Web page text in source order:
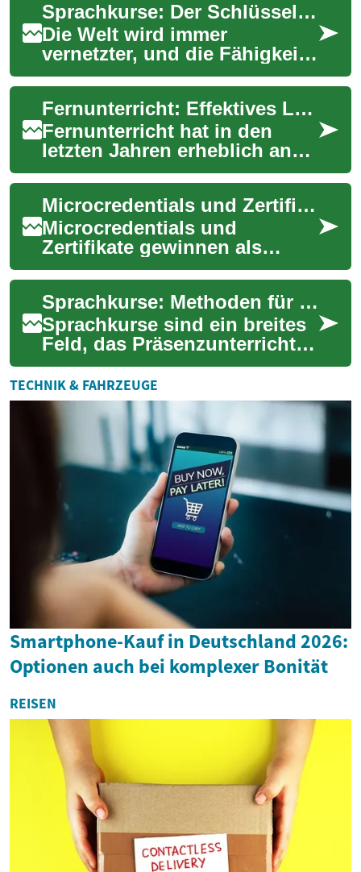
Sprachkurse: Der Schlüssel zu neuen Horizonten und Karrierechancen
Die Welt wird immer
vernetzter, und die Fähigkeit,
mehrere Sprachen zu
sprechen, eröffnet unzählige
Möglichkeiten. Sp...
Fernunterricht: Effektives Lernen von zu Hause aus
Fernunterricht hat in den
letzten Jahren erheblich an
Bedeutung gewonnen und
bietet Lernenden die
Möglichkeit, Bildun...
Microcredentials und Zertifikate als Ergänzung zum Studienweg
Microcredentials und
Zertifikate gewinnen als
ergänzende
Bildungsbausteine für
Studierende und Berufstätige
an Bedeut...
Sprachkurse: Methoden für effektives Lernen
Sprachkurse sind ein breites
Feld, das Präsenzunterricht,
Online-Angebote und hybride
Modelle umfasst. Ob Sie eine
ne...
TECHNIK & FAHRZEUGE
Smartphone-Kauf in Deutschland 2026:
Optionen auch bei komplexer Bonität
REISEN